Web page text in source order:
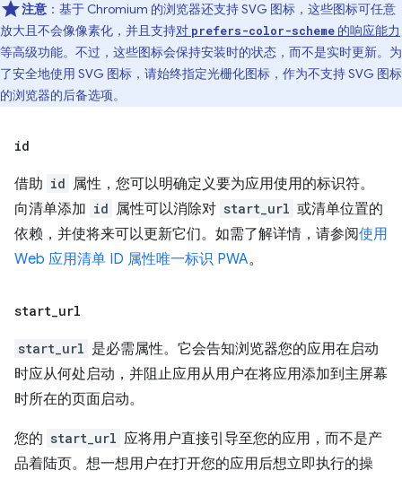
注意 ：基于 Chromium 的浏览器还支持 SVG 图标，这些图标可任意
放大且不会像像素化，并且支持对 prefers-color-scheme 的响应能力
等高级功能。不过，这些图标会保持安装时的状态，而不是实时更新。为
了安全地使用 SVG 图标，请始终指定光栅化图标，作为不支持 SVG 图标
的浏览器的后备选项。
id
借助 id 属性，您可以明确定义要为应用使用的标识符。
向清单添加 id 属性可以消除对 start_url 或清单位置的
依赖，并使将来可以更新它们。如需了解详情，请参阅使用
Web 应用清单 ID 属性唯一标识 PWA。
start_url
start_url 是必需属性。它会告知浏览器您的应用在启动
时应从何处启动，并阻止应用从用户在将应用添加到主屏幕
时所在的页面启动。
您的 start_url 应将用户直接引导至您的应用，而不是产
品着陆页。想一想用户在打开您的应用后想立即执行的操